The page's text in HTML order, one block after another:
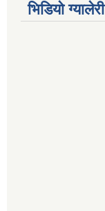
भिडियाे ग्यालेरी